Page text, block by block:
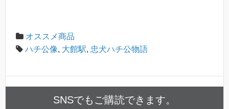
オススメ商品
ハチ公像, 大館駅, 忠犬ハチ公物語
SNSでもご購読できます。